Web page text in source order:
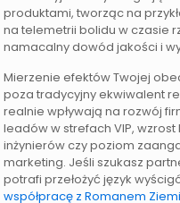
produktami, tworząc na
na telemetrii bolidu w czasie
namacalny dowód jakości i
Mierzenie efektów Twojej
poza tradycyjny ekwiwalent
realnie wpływają na rozwój
leadów w strefach VIP,
inżynierów czy poziom
marketing. Jeśli szukasz
potrafi przełożyć język
współpracę z Romanem